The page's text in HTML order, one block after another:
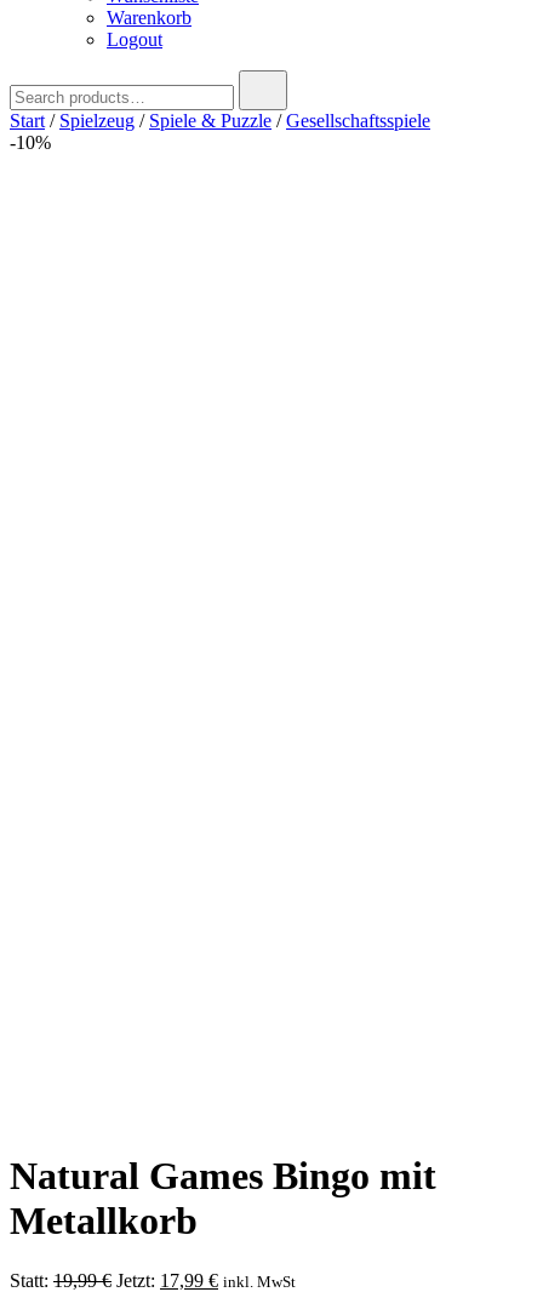
Warenkorb
Logout
for:
Start / Spielzeug / Spiele & Puzzle /Gesellschaftsspiele
-10%
Natural Games Bingo mit
Metallkorb
Statt: 19,99€ Ursprünglicher
Jetzt: 17,99 €Aktueller
inkl. MwSt